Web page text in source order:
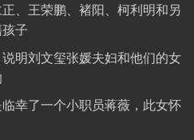
、王荣鹏、褚阳、柯利明和另
子
明刘文玺张媛夫妇和他们的女
幸了一个小职员蒋薇，此女怀